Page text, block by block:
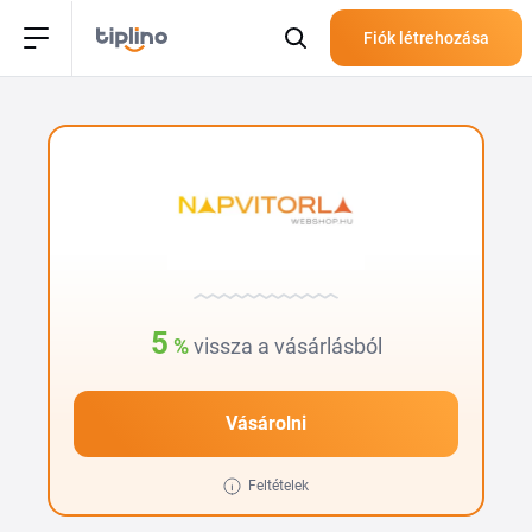
Fiók létrehozása
5 % vissza a vásárlásból
Vásárolni
Feltételek